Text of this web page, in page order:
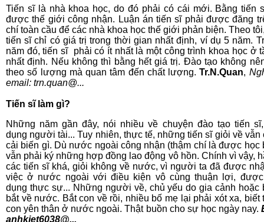
Tiến sĩ là nhà khoa học, do đó phải có cái mới. Bằng tiến
được thế giới công nhận. Luận án tiến sĩ phải được đăng
chí toàn cầu để các nhà khoa học thế giới phản biện. Theo
tiến sĩ chỉ có giá trị trong thời gian nhất định, ví dụ 5 năm.
năm đó, tiến sĩ phải có ít nhất là một công trình khoa học ở
nhất định. Nếu không thì bằng hết giá trị. Đào tạo không
theo số lượng mà quan tâm đến chất lượng. Tr.N.Quan,
email: trn.quan@...
Tiến sĩ làm gì?
Những năm gần đây, nói nhiều về chuyện đào tạo tiến
dụng người tài... Tuy nhiên, thực tế, những tiến sĩ giỏi về vẫn
cải biến gì. Dù nước ngoài công nhận (thậm chí là được học
vẫn phải ký những hợp đồng lao động vô hồn. Chính vì vậy,
các tiến sĩ khá, giỏi không về nước, vì người ta đã được
việc ở nước ngoài với điều kiện vô cùng thuận lợi, được
dụng thực sự... Những người về, chủ yếu do gia cảnh hoặc
bắt về nước. Bắt con về rồi, nhiều bố mẹ lại phải xót xa, biết
con yên thân ở nước ngoài. Thật buồn cho sự học ngày nay.
anhkiet6038@...